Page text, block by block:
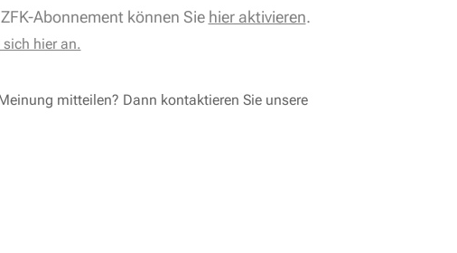
Abonnement können Sie hier aktivieren.
sich hier an.
mitteilen? Dann kontaktieren Sie unsere